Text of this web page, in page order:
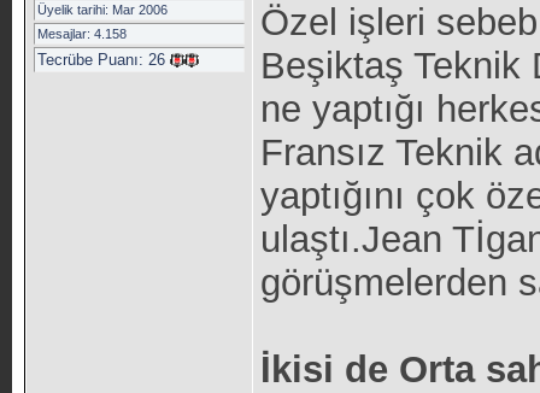
Üyelik tarihi: Mar 2006
Mesajlar: 4.158
Tecrübe Puanı: 26
Özel işleri
Beşiktaş Teknik
ne yaptığı
Fransız Teknik
yaptığını çok
ulaştı.Jean
görüşmelerden
İkisi de Orta